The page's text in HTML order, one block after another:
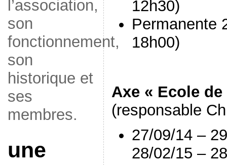
l’association,
son
fonctionnement,
son
historique et
ses
membres.
une
12h30)
Permanente
18h00)
Axe « Ecole
(responsable
27/09/14 –
28/02/15 –